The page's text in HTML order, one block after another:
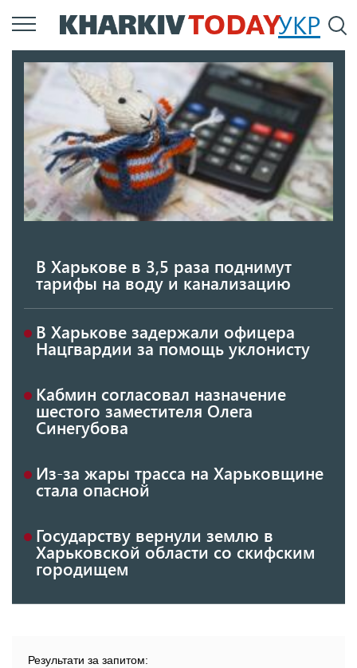
Перейти
к
содержанию
УКР
В Харькове в 3,5 раза поднимут
тарифы на воду и канализацию
В Харькове задержали офицера
Нацгвардии за помощь уклонисту
Кабмин согласовал назначение
шестого заместителя Олега
Синегубова
Из-за жары трасса на Харьковщине
стала опасной
Государству вернули землю в
Харьковской области со скифским
городищем
Результати за запитом: